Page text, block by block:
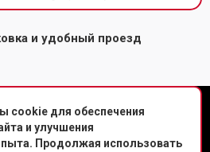
и удобный проезд
cookie для обеспечения
и улучшения
Продолжая использовать
«Копировальня» 2013-